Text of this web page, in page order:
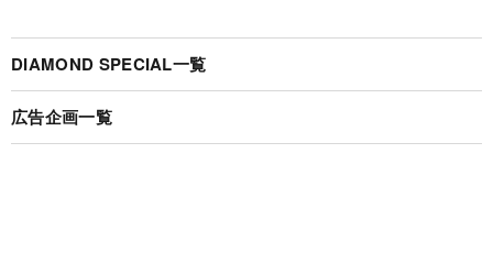
DIAMOND SPECIAL一覧
広告企画一覧